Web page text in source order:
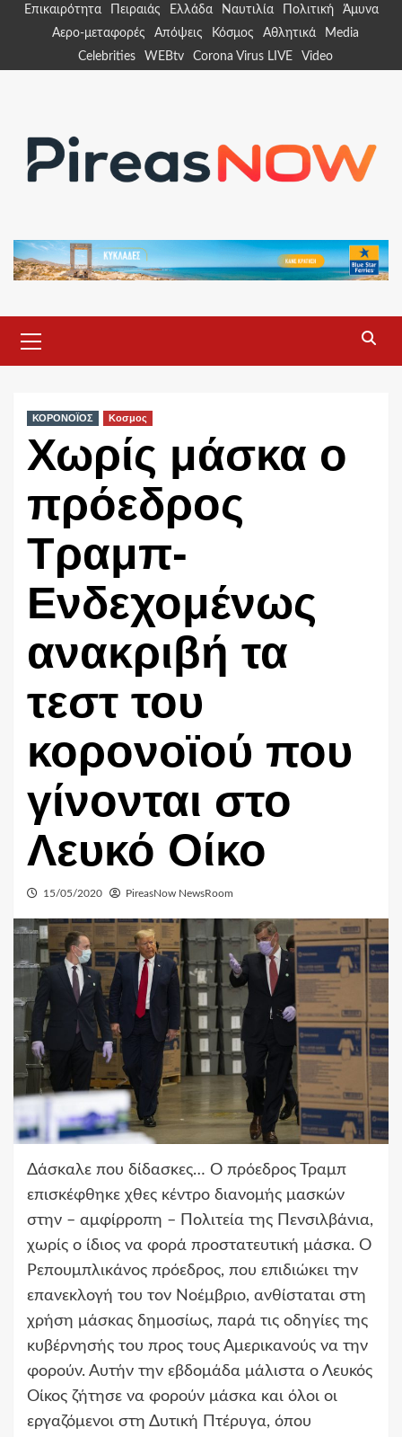
Επικαιρότητα Πειραιάς Ελλάδα Ναυτιλία Πολιτική
Άμυνα
Αερο-μεταφορές
Απόψεις Κόσμος Αθλητικά
Media
Celebrities
WEBtv Corona Virus LIVE Video
Menu
ΚΟΡΟΝΟΪΟΣ Κοσμος
Χωρίς μάσκα ο
πρόεδρος
Τραμπ-
Ενδεχομένως
ανακριβή τα
τεστ του
κορονοϊού που
γίνονται στο
Λευκό Οίκο
15/05/2020 PireasNow NewsRoom
Δάσκαλε που δίδασκες… Ο πρόεδρος Τραμπ
επισκέφθηκε χθες κέντρο διανομής μασκών
στην – αμφίρροπη – Πολιτεία της Πενσιλβάνια,
χωρίς ο ίδιος να φορά προστατευτική μάσκα. Ο
Ρεπουμπλικάνος πρόεδρος, που επιδιώκει την
επανεκλογή του τον Νοέμβριο, ανθίσταται στη
χρήση μάσκας δημοσίως, παρά τις οδηγίες της
κυβέρνησής του προς τους Αμερικανούς να την
φορούν. Αυτήν την εβδομάδα μάλιστα ο Λευκός
Οίκος ζήτησε να φορούν μάσκα και όλοι οι
εργαζόμενοι στη Δυτική Πτέρυγα, όπου